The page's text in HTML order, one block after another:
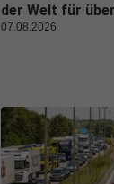
der Welt für
07.08.2026